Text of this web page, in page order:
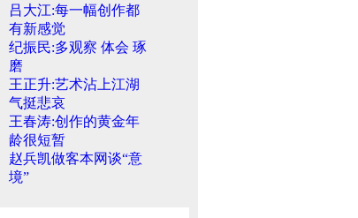
吕大江:每一幅创作都
有新感觉
纪振民:多观察 体会 琢
磨
王正升:艺术沾上江湖
气挺悲哀
王春涛:创作的黄金年
龄很短暂
赵兵凯做客本网谈“意
境”